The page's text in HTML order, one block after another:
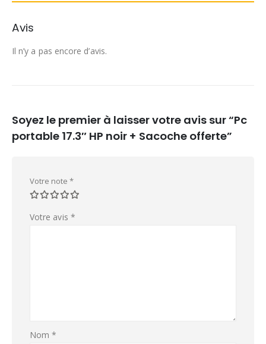
Avis
Il n’y a pas encore d’avis.
Soyez le premier à laisser votre avis sur “Pc
portable 17.3″ HP noir + Sacoche offerte”
Votre note *
Votre avis *
Nom*